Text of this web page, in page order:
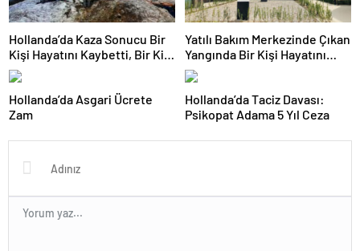
Hollanda’da Kaza Sonucu Bir
Kişi Hayatını Kaybetti, Bir Kişi
Ağır Yaralandı
Yatılı Bakım Merkezinde Çıkan
Yangında Bir Kişi Hayatını
Kaybetti
Hollanda’da Asgari Ücrete
Zam
Hollanda’da Taciz Davası:
Psikopat Adama 5 Yıl Ceza